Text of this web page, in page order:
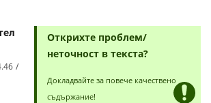
Открихте проблем/
неточност в текста?
Докладвайте за повече качествено
съдържание!